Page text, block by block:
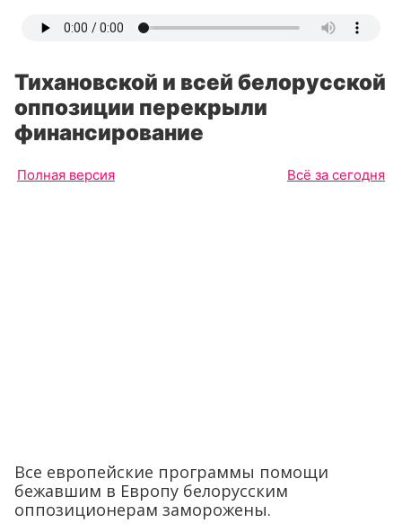
Тихановской и всей белорусской
оппозиции перекрыли
финансирование
Полная версия Всё за сегодня
Все европейские программы помощи
бежавшим в Европу белорусским
оппозиционерам заморожены.